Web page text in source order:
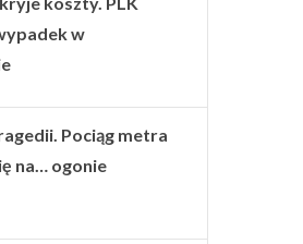
w
Pociąg metra
na… ogonie